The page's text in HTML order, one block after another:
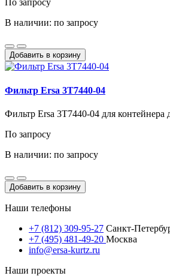
По запросу
В наличии: по запросу
Добавить в корзину
Фильтр Ersa 3T7440-04
Фильтр Ersa 3T7440-04 для
По запросу
В наличии: по запросу
Добавить в корзину
Наши телефоны
+7 (812) 309-95-27 Санкт-
+7 (495) 481-49-20 Москва
info@ersa-kurtz.ru
Наши проекты